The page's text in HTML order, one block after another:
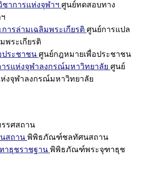
าการแห่งจุฬาฯ ศูนย์ทดสอบทาง
ารล่ามเฉลิมพระเกียรติ ศูนย์การแปล
พระเกียรติ
ประชาชน ศูนย์กฎหมายเพื่อประชาชน
รแห่งจุฬาลงกรณ์มหาวิทยาลัย ศูนย์
งจุฬาลงกรณ์มหาวิทยาลัย
รศสถาน
สถาน พิพิธภัณฑ์ชลทัศนสถาน
ธุชราชฐาน พิพิธภัณฑ์พระจุฑาธุช